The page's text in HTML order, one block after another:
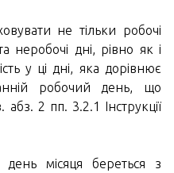
не тільки робочі
неробочі дні, рівно як і
у ці дні, яка дорівнює
робочий день, що
2 пп. 3.2.1 Інструкції
день місяця береться з